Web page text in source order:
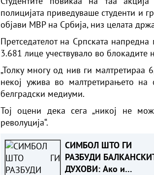
полицијата приведуваше студенти и
објави МВР на Србија, низ целата
Претседателот на Српската
3.681 лице учествувало во блокадите
„Толку многу од нив ги
некој ужива во малтретирањето на
белградски медиуми.
Тој оцени дека сега „никој не
револуција“.
СИМБОЛ ШТО ГИ
РАЗБУДИ
ДУХОВИ: Ако и